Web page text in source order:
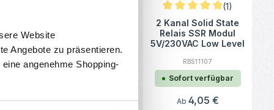
Website
Angebote zu präsentieren.
angenehme Shopping-
Durchschnittliche Bewertung von 0 von 5 Sternen
RBS15046
Sofort verfügbar
Regulärer Preis:
Ab6,75 €
Durchschnittliche
(1)
2 Kanal Solid State
Relais SSR Modul
5V/230VAC Low Level
RBS11107
Sofort verfügbar
Regulärer Preis:
Ab 4,05 €